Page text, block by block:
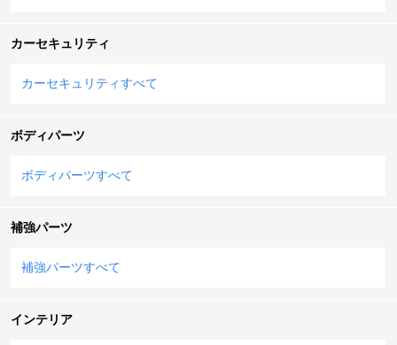
カーセキュリティ
カーセキュリティすべて
ボディパーツ
ボディパーツすべて
補強パーツ
補強パーツすべて
インテリア